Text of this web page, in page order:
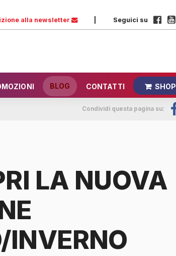
alla newsletter
Seguici su
BLOG CONTATTI SHOP
Condividi questa pagina su:
LA NUOVA